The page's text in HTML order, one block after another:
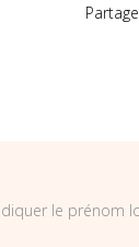
le prénom